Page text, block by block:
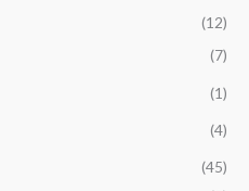
(12)
(7)
(1)
(4)
(45)